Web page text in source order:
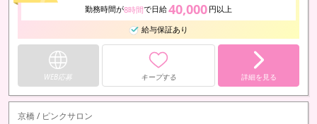
勤務時間が8時間で日給40,000 円以上
給与保証あり
WEB応募 キープする 詳細を見る
京橋 / ピンクサロン